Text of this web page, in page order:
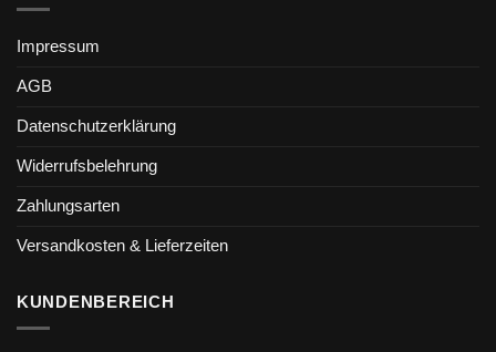
Impressum
AGB
Datenschutzerklärung
Widerrufsbelehrung
Zahlungsarten
Versandkosten & Lieferzeiten
KUNDENBEREICH